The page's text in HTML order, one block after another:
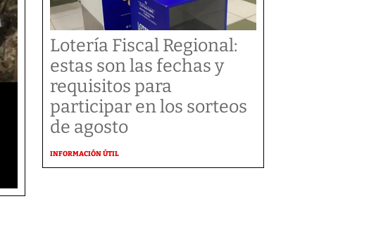
Lotería Fiscal Regional:
estas son las fechas y
requisitos para
participar en los sorteos
de agosto
INFORMACIÓN ÚTIL